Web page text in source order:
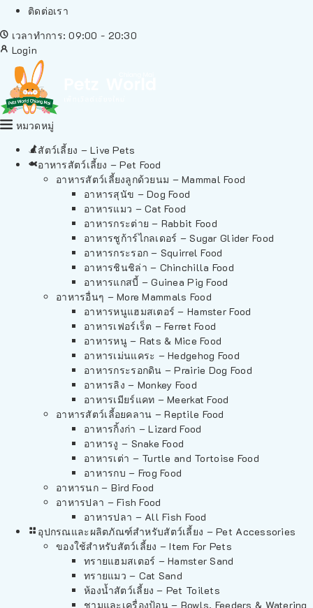
ติดต่อเรา
เวลาทำการ: 09:00 - 20:30
Login
หมวดหมู่
สัตว์เลี้ยง – Live Pets
อาหารสัตว์เลี้ยง – Pet Food
อาหารสัตว์เลี้ยงลูกด้วยนม – Mammal Food
อาหารสุนัข – Dog Food
อาหารแมว – Cat Food
อาหารกระต่าย – Rabbit Food
อาหารชูก้าร์ไกลเดอร์ – Sugar Glider Food
อาหารกระรอก – Squirrel Food
อาหารชินชิล่า – Chinchilla Food
อาหารแกสบี้ – Guinea Pig Food
อาหารอื่นๆ – More Mammals Food
อาหารหนูแฮมสเตอร์ – Hamster Food
อาหารเฟอร์เร็ต – Ferret Food
อาหารหนู – Rats & Mice Food
อาหารเม่นแคระ – Hedgehog Food
อาหารกระรอกดิน – Prairie Dog Food
อาหารลิง – Monkey Food
อาหารเมียร์แคท – Meerkat Food
อาหารสัตว์เลี้อยคลาน – Reptile Food
อาหารกิ้งก่า – Lizard Food
อาหารงู – Snake Food
อาหารเต่า – Turtle and Tortoise Food
อาหารกบ – Frog Food
อาหารนก – Bird Food
อาหารปลา – Fish Food
อาหารปลา – All Fish Food
อุปกรณและผลิตภัณฑ์สำหรับสัตว์เลี้ยง – Pet Accessories
ของใช้สำหรับสัตว์เลี้ยง – Item For Pets
ทรายแฮมสเตอร์ – Hamster Sand
ทรายแมว – Cat Sand
ห้องน้ำสัตว์เลี้ยง – Pet Toilets
ชามและเครื่องป้อน – Bowls, Feeders & Watering